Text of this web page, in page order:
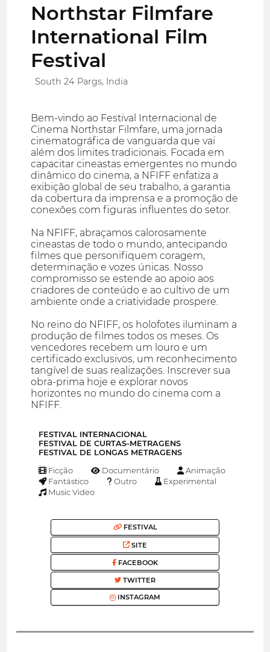
Northstar Filmfare
International Film
Festival
South 24 Pargs, India
Bem-vindo ao Festival Internacional de
Cinema Northstar Filmfare, uma jornada
cinematográfica de vanguarda que vai
além dos limites tradicionais. Focada em
capacitar cineastas emergentes no mundo
dinâmico do cinema, a NFIFF enfatiza a
exibição global de seu trabalho, a garantia
da cobertura da imprensa e a promoção de
conexões com figuras influentes do setor.
Na NFIFF, abraçamos calorosamente
cineastas de todo o mundo, antecipando
filmes que personifiquem coragem,
determinação e vozes únicas. Nosso
compromisso se estende ao apoio aos
criadores de conteúdo e ao cultivo de um
ambiente onde a criatividade prospere.
No reino do NFIFF, os holofotes iluminam a
produção de filmes todos os meses. Os
vencedores recebem um louro e um
certificado exclusivos, um reconhecimento
tangível de suas realizações. Inscrever sua
obra-prima hoje e explorar novos
horizontes no mundo do cinema com a
NFIFF.
FESTIVAL INTERNACIONAL
FESTIVAL DE CURTAS-METRAGENS
FESTIVAL DE LONGAS METRAGENS
Ficção Documentário
Animação
Fantástico
Outro
Experimental
Music Video
FESTIVAL
SITE
FACEBOOK
TWITTER
INSTAGRAM